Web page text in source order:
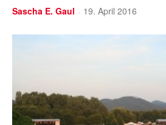
Sascha E. Gaul - 19. April 2016